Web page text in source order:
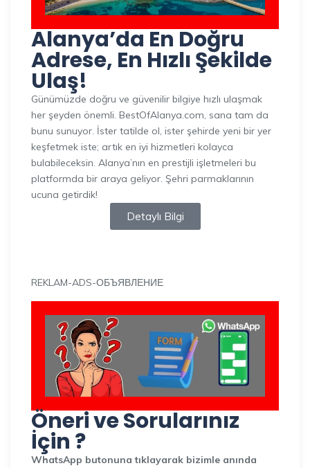
Alanya’da En Doğru
Adrese, En Hızlı Şekilde
Ulaş!
Günümüzde doğru ve güvenilir bilgiye hızlı ulaşmak
her şeyden önemli. BestOfAlanya.com, sana tam da
bunu sunuyor. İster tatilde ol, ister şehirde yeni bir yer
keşfetmek iste; artık en iyi hizmetleri kolayca
bulabileceksin. Alanya’nın en prestijli işletmeleri bu
platformda bir araya geliyor. Şehri parmaklarının
ucuna getirdik!
Detaylı Bilgi
REKLAM-ADS-ОБЪЯВЛЕНИЕ
Öneri ve Sorularınız
İçin ?
WhatsApp butonuna tıklayarak bizimle anında